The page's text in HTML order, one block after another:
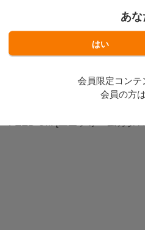
あ
会員限定コンテ
会員の方は
デジタルカタログ
カタログ請求
FAX注文書・申込書一覧